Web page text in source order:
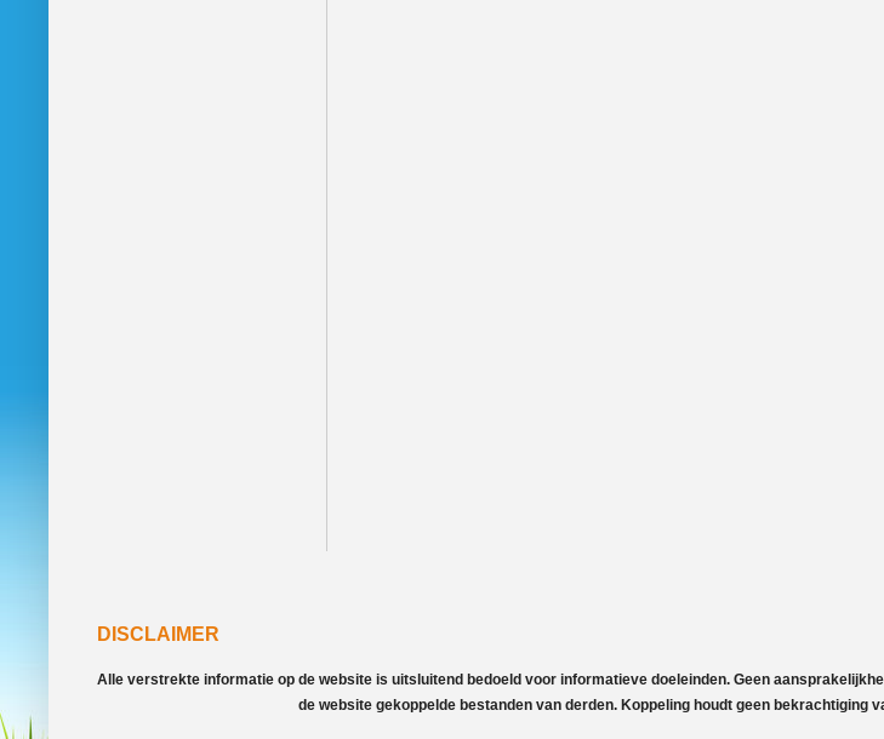
DISCLAIMER
Alle verstrekte informatie op de website is uitsluitend bedoeld voor informatieve doeleinden. Geen
de website gekoppelde bestanden van derden. Koppeling houdt geen bekrachtiging